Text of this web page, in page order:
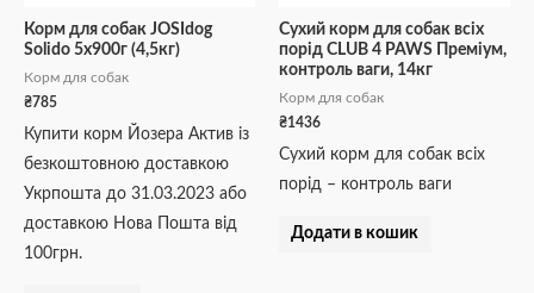
Корм для собак JOSIdog
Solido 5х900г (4,5кг)
Корм для собак
₴785
Купити корм Йозера Актив із
безкоштовною доставкою
Укрпошта до 31.03.2023 або
доставкою Нова Пошта від
100грн.
Сухий корм для собак всіх
порід CLUB 4 PAWS Преміум,
контроль ваги, 14кг
Корм для собак
₴1436
Сухий корм для собак всіх
порід – контроль ваги
Додати в кошик